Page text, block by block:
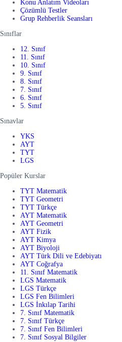
Konu Anlatım Videoları
Çözümlü Testler
Grup Rehberlik Seansları
Sınıflar
12. Sınıf
11. Sınıf
10. Sınıf
9. Sınıf
8. Sınıf
7. Sınıf
6. Sınıf
5. Sınıf
Sınavlar
YKS
AYT
TYT
LGS
Popüler Kurslar
TYT Matematik
TYT Geometri
TYT Türkçe
AYT Matematik
AYT Geometri
AYT Fizik
AYT Kimya
AYT Biyoloji
AYT Türk Dili ve Edebiyatı
AYT Coğrafya
11. Sınıf Matematik
LGS Matematik
LGS Türkçe
LGS Fen Bilimleri
LGS İnkılap Tarihi
7. Sınıf Matematik
7. Sınıf Türkçe
7. Sınıf Fen Bilimleri
7. Sınıf Sosyal Bilgiler